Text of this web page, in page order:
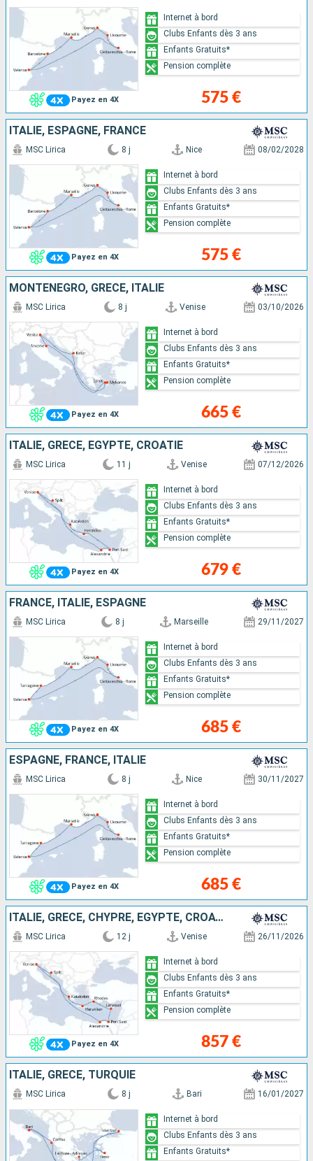
Payez en 4X 575 €
Internet à bord
Clubs Enfants dès 3 ans
Enfants Gratuits*
Pension complète
ITALIE, ESPAGNE, FRANCE
Payez en 4X
MSC Lirica 8 j Nice 08/02/2028
575 €
Internet à bord
Clubs Enfants dès 3 ans
Enfants Gratuits*
Pension complète
MONTÉNÉGRO, GRÈCE, ITALIE
Payez en 4X
MSC Lirica 8 j Venise 03/10/2026
665 €
Internet à bord
Clubs Enfants dès 3 ans
Enfants Gratuits*
Pension complète
ITALIE, GRÈCE, EGYPTE, CROATIE
Payez en 4X
MSC Lirica 11 j Venise 07/12/2026
679 €
Internet à bord
Clubs Enfants dès 3 ans
Enfants Gratuits*
Pension complète
FRANCE, ITALIE, ESPAGNE
Payez en 4X
MSC Lirica 8 j Marseille 29/11/2027
685 €
Internet à bord
Clubs Enfants dès 3 ans
Enfants Gratuits*
Pension complète
ESPAGNE, FRANCE, ITALIE
Payez en 4X
MSC Lirica 8 j Nice 30/11/2027
685 €
Internet à bord
Clubs Enfants dès 3 ans
Enfants Gratuits*
Pension complète
ITALIE, GRÈCE, CHYPRE, EGYPTE, CROATIE
Payez en 4X
MSC Lirica 12 j Venise 26/11/2026
857 €
Internet à bord
Clubs Enfants dès 3 ans
Enfants Gratuits*
Pension complète
ITALIE, GRÈCE, TURQUIE
MSC Lirica 8 j Bari 16/01/2027
Internet à bord
Clubs Enfants dès 3 ans
Enfants Gratuits*